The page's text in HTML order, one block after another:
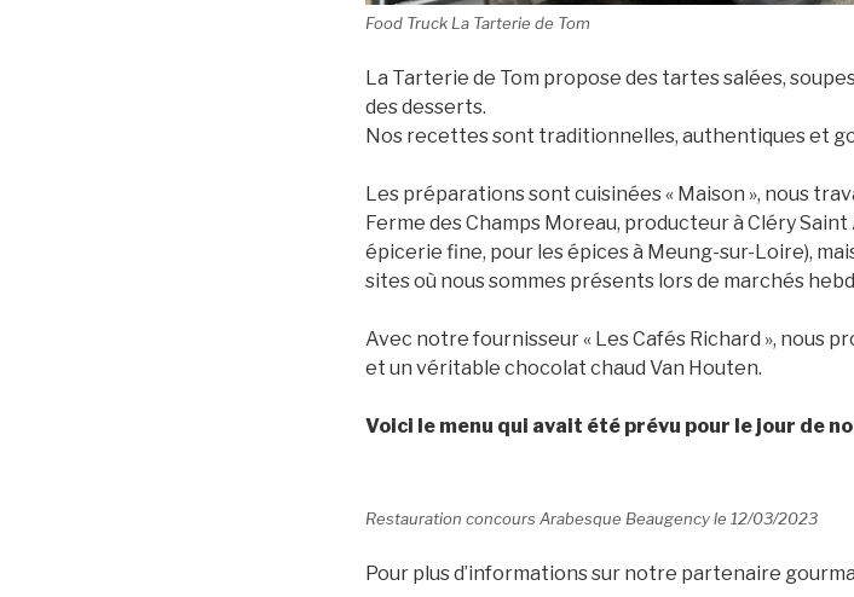
Food Truck La Tarterie de Tom
La Tarterie de Tom propose des tartes salées,
des desserts.
Nos recettes sont traditionnelles, authentiques et
Les préparations sont cuisinées « Maison », nous
Ferme des Champs Moreau, producteur à Cléry Saint
épicerie fine, pour les épices à Meung-sur-Loire),
sites où nous sommes présents lors de marchés
Avec notre fournisseur « Les Cafés Richard », nous
et un véritable chocolat chaud Van Houten.
Voici le menu qui avait été prévu pour le jour de
Restauration concours Arabesque Beaugency le 12/03/2023
Pour plus d’informations sur notre partenaire